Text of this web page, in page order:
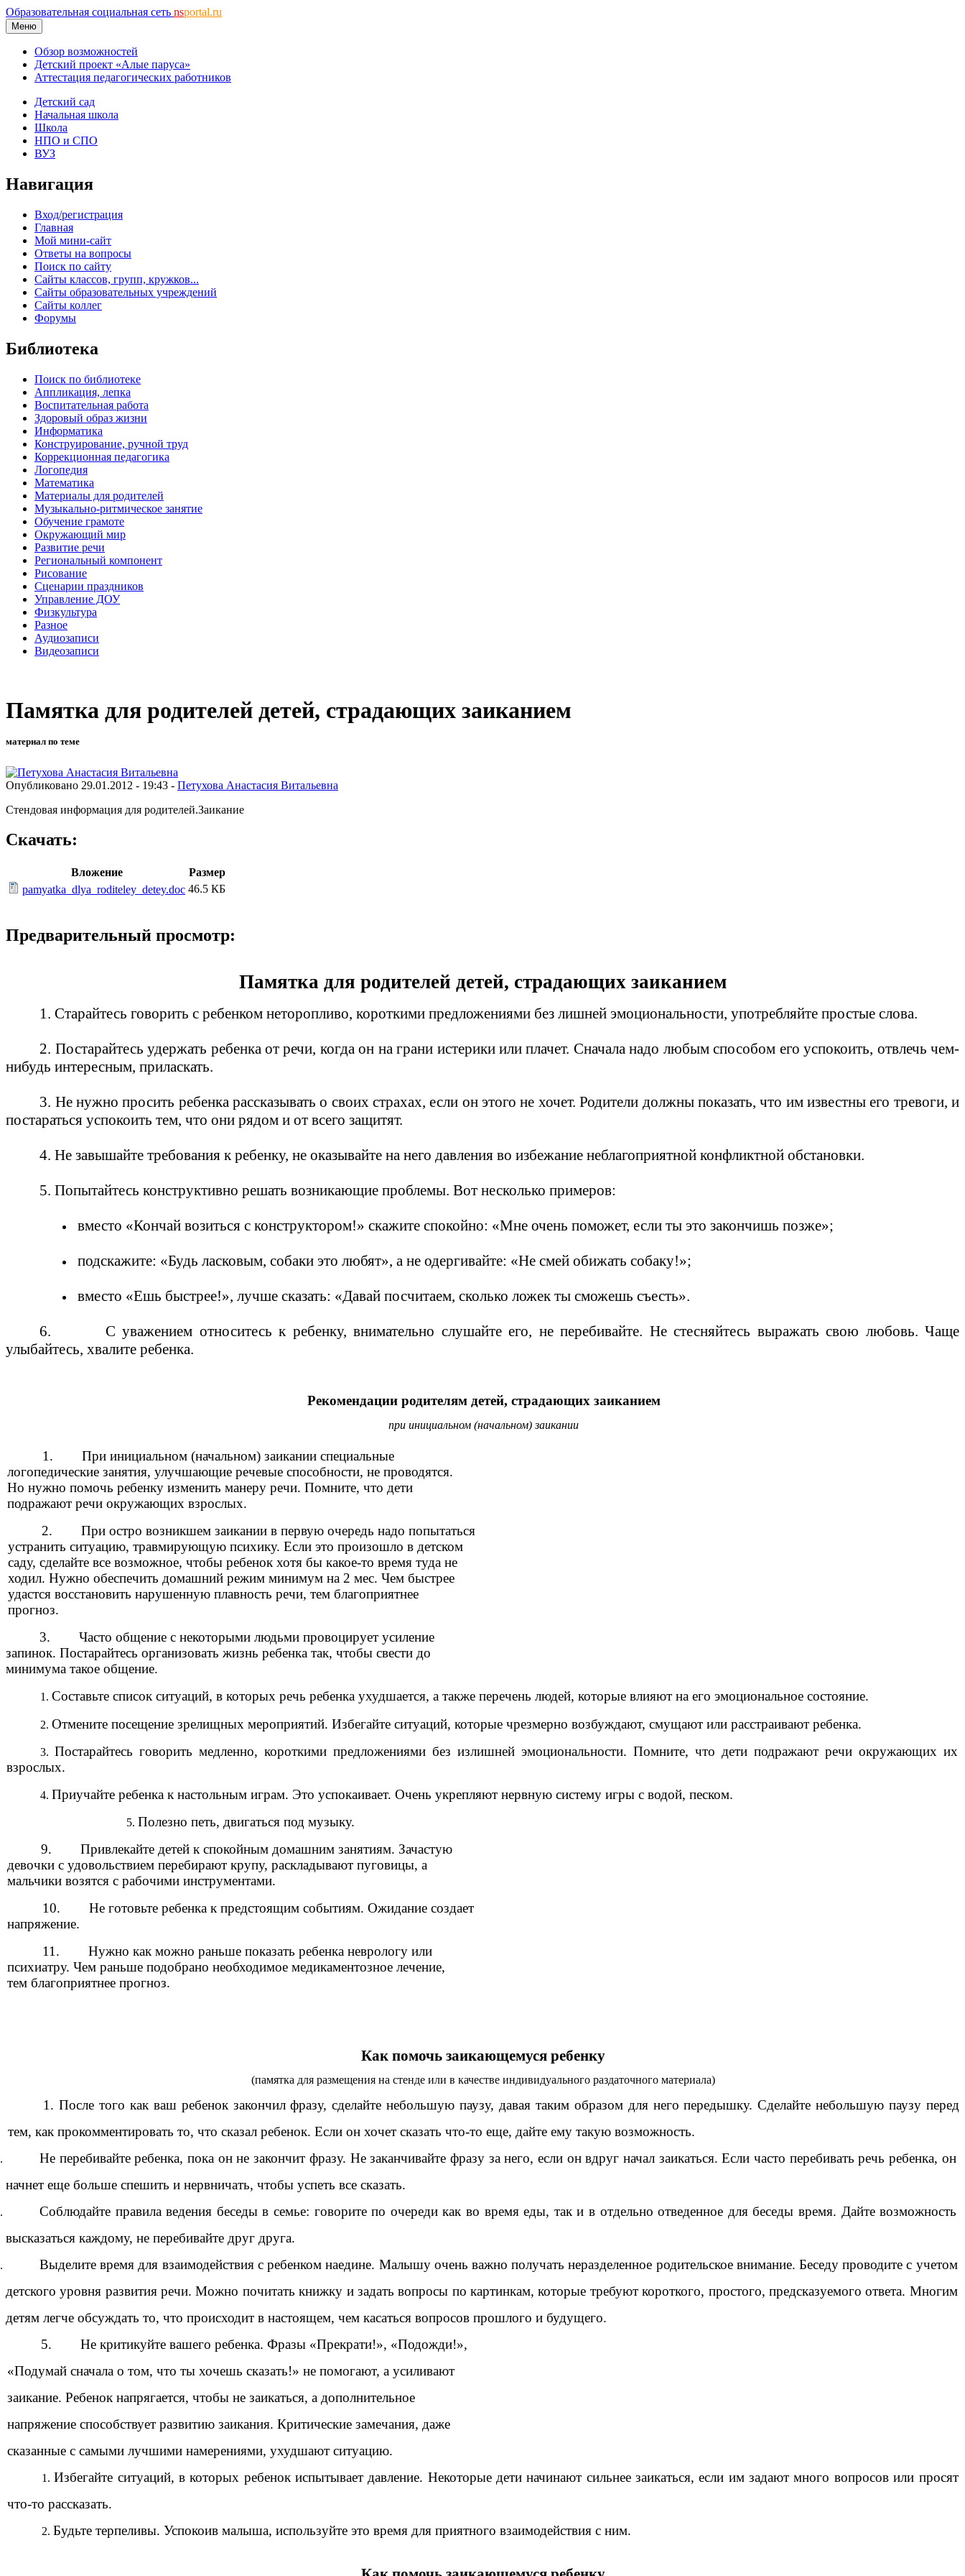
Образовательная социальная сеть nsportal.ru
Меню
Обзор возможностей
Детский проект «Алые паруса»
Аттестация педагогических работников
Детский сад
Начальная школа
Школа
НПО и СПО
ВУЗ
Навигация
Вход/регистрация
Главная
Мой мини-сайт
Ответы на вопросы
Поиск по сайту
Сайты классов, групп, кружков...
Сайты образовательных учреждений
Сайты коллег
Форумы
Библиотека
Поиск по библиотеке
Аппликация, лепка
Воспитательная работа
Здоровый образ жизни
Информатика
Конструирование, ручной труд
Коррекционная педагогика
Логопедия
Математика
Материалы для родителей
Музыкально-ритмическое занятие
Обучение грамоте
Окружающий мир
Развитие речи
Региональный компонент
Рисование
Сценарии праздников
Управление ДОУ
Физкультура
Разное
Аудиозаписи
Видеозаписи
Памятка для родителей детей, страдающих заиканием
материал по теме
Опубликовано 29.01.2012 - 19:43 - Петухова Анастасия Витальевна
Стендовая информация для родителей.Заикание
Скачать:
Вложение
Размер
pamyatka_dlya_roditeley_detey.doc 46.5 КБ
Предварительный просмотр:
Памятка для родителей детей, страдающих заиканием
1. Старайтесь говорить с ребенком неторопливо, короткими предложениями без лишней эмоциональности, употребляйте простые слова.
2. Постарайтесь удержать ребенка от речи, когда он на грани истерики или плачет. Сначала надо любым способом его успокоить, отвлечь чем-
нибудь интересным, приласкать.
3. Не нужно просить ребенка рассказывать о своих страхах, если он этого не хочет. Родители должны показать, что им известны его тревоги, и
постараться успокоить тем, что они рядом и от всего защитят.
4. Не завышайте требования к ребенку, не оказывайте на него давления во избежание неблагоприятной конфликтной обстановки.
5. Попытайтесь конструктивно решать возникающие проблемы. Вот несколько примеров:
вместо «Кончай возиться с конструктором!» скажите спокойно: «Мне очень поможет, если ты это закончишь позже»;
подскажите: «Будь ласковым, собаки это любят», а не одергивайте: «Не смей обижать собаку!»;
вместо «Ешь быстрее!», лучше сказать: «Давай посчитаем, сколько ложек ты сможешь съесть».
6. С уважением относитесь к ребенку, внимательно слушайте его, не перебивайте. Не стесняйтесь выражать свою любовь. Чаще
улыбайтесь, хвалите ребенка.
Рекомендации родителям детей, страдающих заиканием
при инициальном (начальном) заикании
1. При инициальном (начальном) заикании специальные
логопедические занятия, улучшающие речевые способности, не проводятся.
Но нужно помочь ребенку изменить манеру речи. Помните, что дети
подражают речи окружающих взрослых.
2. При остро возникшем заикании в первую очередь надо попытаться
устранить ситуацию, травмирующую психику. Если это произошло в детском
саду, сделайте все возможное, чтобы ребенок хотя бы какое-то время туда не
ходил. Нужно обеспечить домашний режим минимум на 2 мес. Чем быстрее
удастся восстановить нарушенную плавность речи, тем благоприятнее
прогноз.
3. Часто общение с некоторыми людьми провоцирует усиление
запинок. Постарайтесь организовать жизнь ребенка так, чтобы свести до
минимума такое общение.
Составьте список ситуаций, в которых речь ребенка ухудшается, а также перечень людей, которые влияют на его эмоциональное состояние.
Отмените посещение зрелищных мероприятий. Избегайте ситуаций, которые чрезмерно возбуждают, смущают или расстраивают ребенка.
Постарайтесь говорить медленно, короткими предложениями без излишней эмоциональности. Помните, что дети подражают речи окружающих их
взрослых.
Приучайте ребенка к настольным играм. Это успокаивает. Очень укрепляют нервную систему игры с водой, песком.
Полезно петь, двигаться под музыку.
9. Привлекайте детей к спокойным домашним занятиям. Зачастую
девочки с удовольствием перебирают крупу, раскладывают пуговицы, а
мальчики возятся с рабочими инструментами.
10. Не готовьте ребенка к предстоящим событиям. Ожидание создает
напряжение.
11. Нужно как можно раньше показать ребенка неврологу или
психиатру. Чем раньше подобрано необходимое медикаментозное лечение,
тем благоприятнее прогноз.
Как помочь заикающемуся ребенку
(памятка для размещения на стенде или в качестве индивидуального раздаточного материала)
1. После того как ваш ребенок закончил фразу, сделайте небольшую паузу, давая таким образом для него передышку. Сделайте небольшую паузу перед
тем, как прокомментировать то, что сказал ребенок. Если он хочет сказать что-то еще, дайте ему такую возможность.
Не перебивайте ребенка, пока он не закончит фразу. Не заканчивайте фразу за него, если он вдруг начал заикаться. Если часто перебивать речь ребенка, он
начнет еще больше спешить и нервничать, чтобы успеть все сказать.
Соблюдайте правила ведения беседы в семье: говорите по очереди как во время еды, так и в отдельно отведенное для беседы время. Дайте возможность
высказаться каждому, не перебивайте друг друга.
Выделите время для взаимодействия с ребенком наедине. Малышу очень важно получать неразделенное родительское внимание. Беседу проводите с учетом
детского уровня развития речи. Можно почитать книжку и задать вопросы по картинкам, которые требуют короткого, простого, предсказуемого ответа. Многим
детям легче обсуждать то, что происходит в настоящем, чем касаться вопросов прошлого и будущего.
5. Не критикуйте вашего ребенка. Фразы «Прекрати!», «Подожди!»,
«Подумай сначала о том, что ты хочешь сказать!» не помогают, а усиливают
заикание. Ребенок напрягается, чтобы не заикаться, а дополнительное
напряжение способствует развитию заикания. Критические замечания, даже
сказанные с самыми лучшими намерениями, ухудшают ситуацию.
Избегайте ситуаций, в которых ребенок испытывает давление. Некоторые дети начинают сильнее заикаться, если им задают много вопросов или просят
что-то рассказать.
Будьте терпеливы. Успокоив малыша, используйте это время для приятного взаимодействия с ним.